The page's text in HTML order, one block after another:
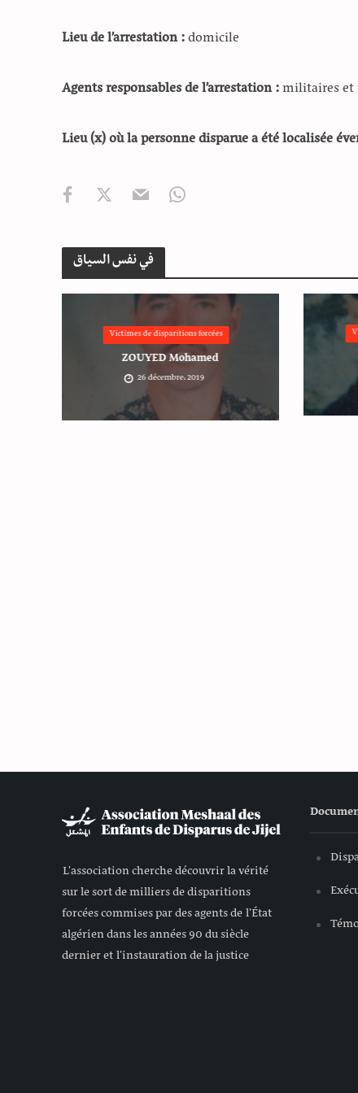
Lieu de l’arrestation : domicile
Agents responsables de l’arrestation :militaires et
Lieu (x) où la personne disparue a été localisée
في نفس السياق
Victimes de disparitions forcées
ZOUYED Mohamed
26 décembre، 2019
L'association cherche découvrir la vérité
sur le sort de milliers de disparitions
forcées commises par des agents de l'État
algérien dans les années 90 du siècle
dernier et l'instauration de la justice